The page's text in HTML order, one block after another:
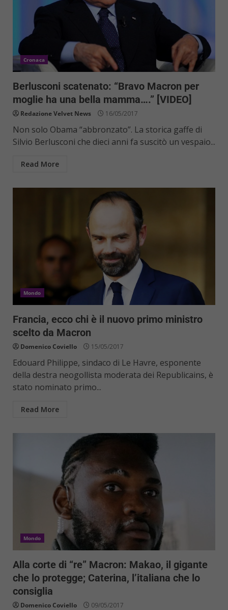
Cronaca
Berlusconi scatenato: “Bravo Macron per
moglie ha una bella mamma….” [VIDEO]
Redazione Velvet News 16/05/2017
Non solo Obama “abbronzato”. La storica gaffe di
Silvio Berlusconi che dieci anni fa suscitò un vespaio...
Read More
Mondo
Francia, ecco chi è il nuovo primo ministro
scelto da Macron
Domenico Coviello 15/05/2017
Edouard Philippe, sindaco di Le Havre, esponente
della destra neogollista moderata dei Republicains, è
stato nominato primo...
Read More
Mondo
Alla corte di “re” Macron: Makao, il gigante
che lo protegge; Caterina, l’italiana che lo
consiglia
Domenico Coviello 09/05/2017